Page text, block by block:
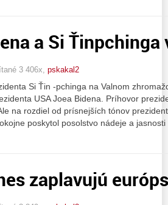
a Si Ťinpchinga
3 406x, pskakal2
Si Ťin -pchinga na Valnom
USA Joea Bidena. Príhovor
na rozdiel od prísnejších tónov
poskytol posolstvo nádeje a
zaplavujú